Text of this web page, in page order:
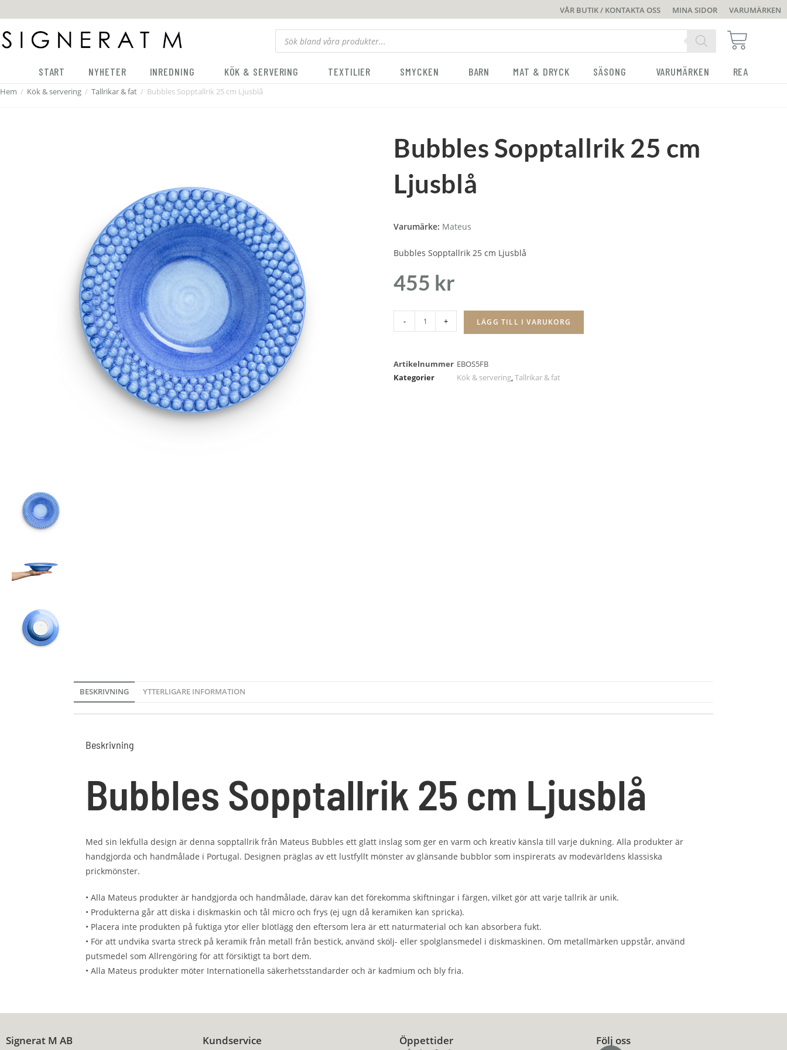
VÅR BUTIK / KONTAKTA OSS MINA SIDOR VARUMÄRKEN
START NYHETER INREDNING KÖK & SERVERING TEXTILIER SMYCKEN BARN MAT & DRYCK SÄSONG VARUMÄRKEN REA
Hem / Kök & servering / Tallrikar & fat / Bubbles Sopptallrik 25 cm Ljusblå
Bubbles Sopptallrik 25 cm
Ljusblå
Varumärke: Mateus
Bubbles Sopptallrik 25 cm Ljusblå
455 kr
- + LÄGG TILL I VARUKORG
Artikelnummer EBOS5FB
Kategorier
Kök & servering,Tallrikar & fat
BESKRIVNING YTTERLIGARE INFORMATION
Beskrivning
Bubbles Sopptallrik 25 cm Ljusblå
Med sin lekfulla design är denna sopptallrik från Mateus Bubbles ett glatt inslag som ger en varm och kreativ känsla till varje dukning. Alla produkter är
handgjorda och handmålade i Portugal. Designen präglas av ett lustfyllt mönster av glänsande bubblor som inspirerats av modevärldens klassiska
prickmönster.
• Alla Mateus produkter är handgjorda och handmålade, därav kan det förekomma skiftningar i färgen, vilket gör att varje tallrik är unik.
• Produkterna går att diska i diskmaskin och tål micro och frys (ej ugn då keramiken kan spricka).
• Placera inte produkten på fuktiga ytor eller blötlägg den eftersom lera är ett naturmaterial och kan absorbera fukt.
• För att undvika svarta streck på keramik från metall från bestick, använd skölj- eller spolglansmedel i diskmaskinen. Om metallmärken uppstår, använd
putsmedel som Allrengöring för att försiktigt ta bort dem.
• Alla Mateus produkter möter Internationella säkerhetsstandarder och är kadmium och bly fria.
Signerat M AB Kundservice Öppettider Följ oss